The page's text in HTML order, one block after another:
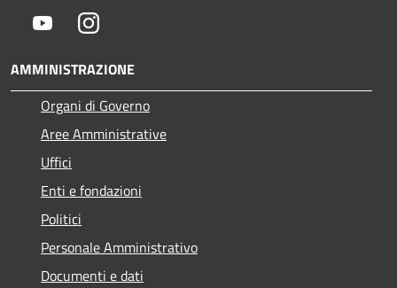
YoutubeInstagram
AMMINISTRAZIONE
Organi di Governo
Aree Amministrative
Uffici
Enti e fondazioni
Politici
Personale Amministrativo
Documenti e dati